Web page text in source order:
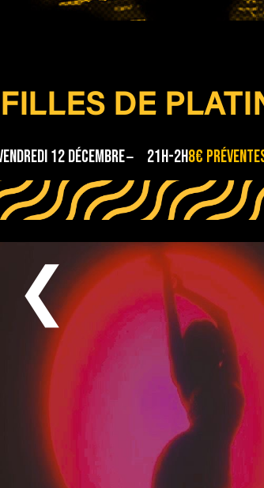
FILLES DE
12 décembre 21H-2H8€
❮